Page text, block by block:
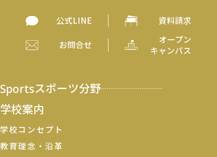
公式LINE 資料請求
お問合せ
オープン
キャンパス
Sportsスポーツ分野
学校案内
学校コンセプト
教育理念・沿革